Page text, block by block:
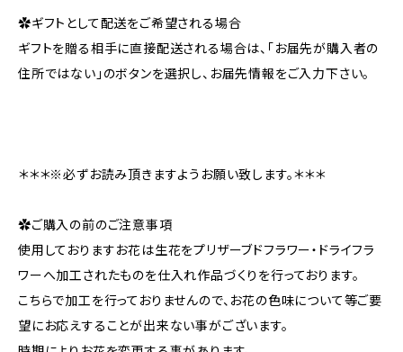
✿ギフトとして配送をご希望される場合
ギフトを贈る相手に直接配送される場合は、「お届先が購入者の
住所ではない」のボタンを選択し、お届先情報をご入力下さい。
＊＊＊※必ずお読み頂きますようお願い致します。＊＊＊
✿ご購入の前のご注意事項
使用しておりますお花は生花をプリザーブドフラワー・ドライフラ
ワーへ加工されたものを仕入れ作品づくりを行っております。
こちらで加工を行っておりませんので、お花の色味について等ご要
望にお応えすることが出来ない事がございます。